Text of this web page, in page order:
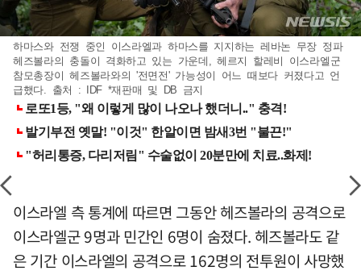
하마스와 전쟁 중인 이스라엘과 하마스를 지지하는 레바논 무장 정파
헤즈볼라의 충돌이 격화하고 있는 가운데, 헤르지 할레비 이스라엘군
참모총장이 헤즈볼라와의 '전면전' 가능성이 어느 때보다 커졌다고 언
급했다. 출처 : IDF *재판매 및 DB 금지
이스라엘 측 통계에 따르면 그동안 헤즈볼라의 공격으로
이스라엘군 9명과 민간인 6명이 숨졌다. 헤즈볼라도 같
은 기간 이스라엘의 공격으로 162명의 전투원이 사망했